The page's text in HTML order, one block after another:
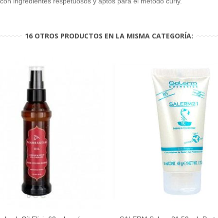
16 OTROS PRODUCTOS EN LA MISMA CATEGORÍA: